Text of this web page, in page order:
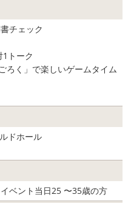
チェック
トーク
ろく」で楽しいゲームタイム
ドホール
ベント当日25 〜35歳の方